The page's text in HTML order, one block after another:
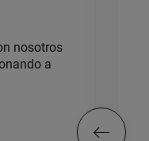
nosotros
a